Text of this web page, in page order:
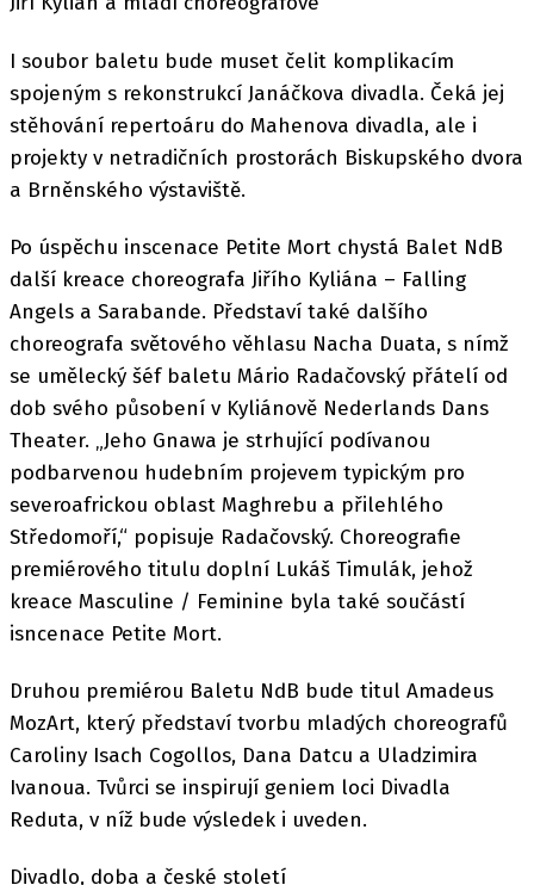
I soubor baletu bude muset čelit komplikacím
spojeným s rekonstrukcí Janáčkova divadla. Čeká jej
stěhování repertoáru do Mahenova divadla, ale i
projekty v netradičních prostorách Biskupského dvora
a Brněnského výstaviště.
Po úspěchu inscenace Petite Mort chystá Balet NdB
další kreace choreografa Jiřího Kyliána – Falling
Angels a Sarabande. Představí také dalšího
choreografa světového věhlasu Nacha Duata, s nímž
se umělecký šéf baletu Mário Radačovský přátelí od
dob svého působení v Kyliánově Nederlands Dans
Theater. „Jeho Gnawa je strhující podívanou
podbarvenou hudebním projevem typickým pro
severoafrickou oblast Maghrebu a přilehlého
Středomo­ří,“ popisuje Radačovský. Choreografie
premiérového titulu doplní Lukáš Timulák, jehož
kreace Masculine / Feminine byla také součástí
isncenace Petite Mort.
Druhou premiérou Baletu NdB bude titul Amadeus
MozArt, který představí tvorbu mladých choreografů
Caroliny Isach Cogollos, Dana Datcu a Uladzimira
Ivanoua. Tvůrci se inspirují geniem loci Divadla
Reduta, v níž bude výsledek i uveden.
Divadlo, doba a české století